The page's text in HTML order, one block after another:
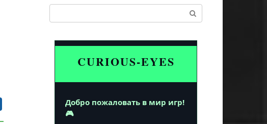
CURIOUS-EYES
Добро пожаловать в мир игр!
🎮